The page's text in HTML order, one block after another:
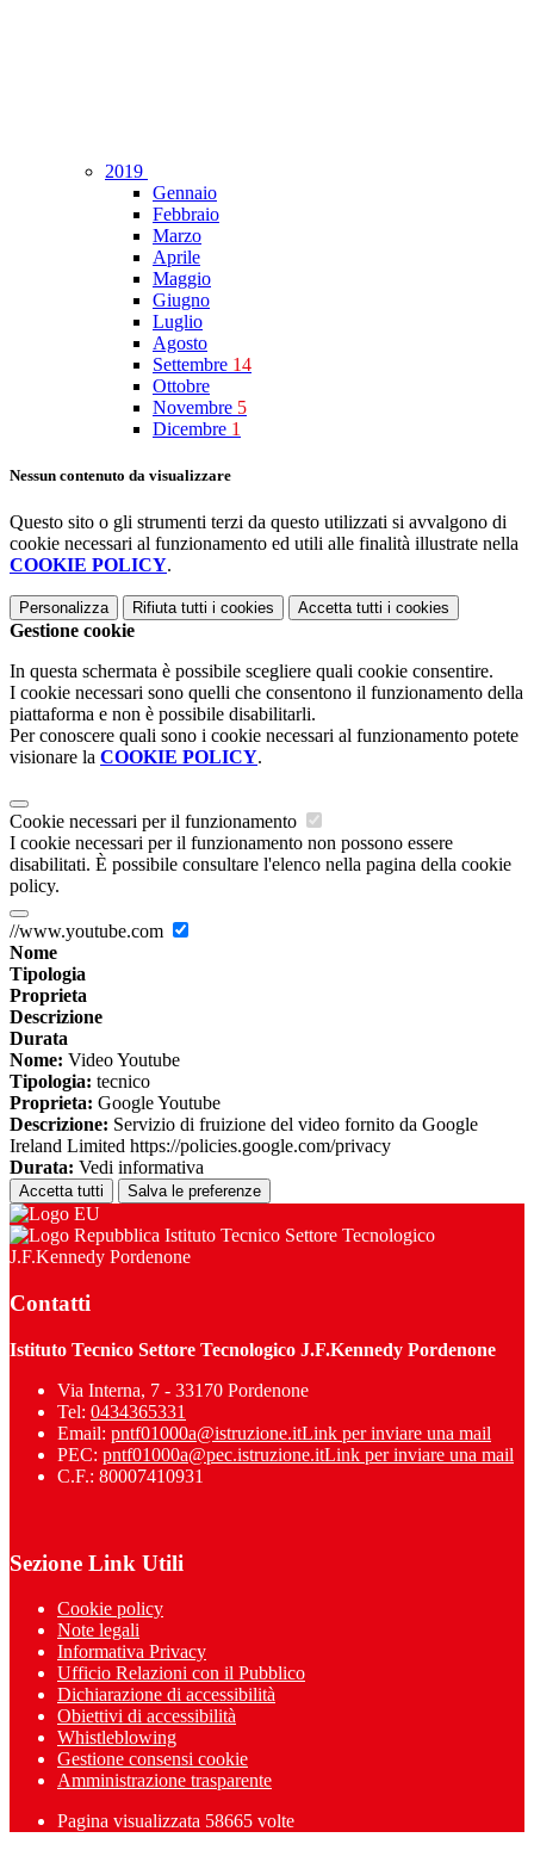
2019
Gennaio
Febbraio
Marzo
Aprile
Maggio
Giugno
Luglio
Agosto
Settembre 14
Ottobre
Novembre 5
Dicembre 1
Nessun contenuto da visualizzare
Questo sito o gli strumenti terzi da questo utilizzati si avvalgono di
cookie necessari al funzionamento ed utili alle finalità illustrate nella
COOKIE POLICY.
Personalizza Rifiuta tutti i cookies Accetta tutti i cookies
Gestione cookie
In questa schermata è possibile scegliere quali cookie consentire.
I cookie necessari sono quelli che consentono il funzionamento della
piattaforma e non è possibile disabilitarli.
Per conoscere quali sono i cookie necessari al funzionamento potete
visionare la COOKIE POLICY.
Cookie necessari per il funzionamento
I cookie necessari per il funzionamento non possono essere
disabilitati. È possibile consultare l'elenco nella pagina della cookie
policy.
//www.youtube.com
Nome
Tipologia
Proprieta
Descrizione
Durata
Nome: Video Youtube
Tipologia: tecnico
Proprieta: Google Youtube
Descrizione: Servizio di fruizione del video fornito da Google
Ireland Limited https://policies.google.com/privacy
Durata: Vedi informativa
Accetta tutti Salva le preferenze
Istituto Tecnico Settore Tecnologico
J.F.Kennedy Pordenone
Contatti
Istituto Tecnico Settore Tecnologico J.F.Kennedy Pordenone
Via Interna, 7 - 33170 Pordenone
Tel: 0434365331
Email: pntf01000a@istruzione.itLink per inviare una mail
PEC: pntf01000a@pec.istruzione.itLink per inviare una mail
C.F.: 80007410931
Sezione Link Utili
Cookie policy
Note legali
Informativa Privacy
Ufficio Relazioni con il Pubblico
Dichiarazione di accessibilità
Obiettivi di accessibilità
Whistleblowing
Gestione consensi cookie
Amministrazione trasparente
Pagina visualizzata 58665 volte